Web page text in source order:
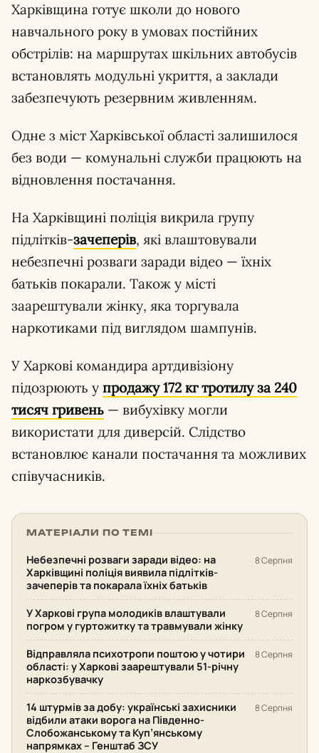
Харківщина готує школи до нового
навчального року в умовах постійних
обстрілів: на маршрутах шкільних автобусів
встановлять модульні укриття, а заклади
забезпечують резервним живленням.
Одне з міст Харківської області залишилося
без води — комунальні служби працюють на
відновлення постачання.
На Харківщині поліція викрила групу
підлітків-зачеперів, які влаштовували
небезпечні розваги заради відео — їхніх
батьків покарали. Також у місті
заарештували жінку, яка торгувала
наркотиками під виглядом шампунів.
У Харкові командира артдивізіону
підозрюють у продажу 172 кг тротилу за 240
тисяч гривень — вибухівку могли
використати для диверсій. Слідство
встановлює канали постачання та можливих
співучасників.
МАТЕРІАЛИ ПО ТЕМІ
Небезпечні розваги заради відео: на
Харківщині поліція виявила підлітків-
зачеперів та покарала їхніх батьків
8 Серпня
У Харкові група молодиків влаштували
погром у гуртожитку та травмували жінку
8 Серпня
Відправляла психотропи поштою у чотири
області: у Харкові заарештували 51-річну
наркозбувачку
8 Серпня
14 штурмів за добу: українські захисники
відбили атаки ворога на Південно-
Слобожанському та Куп’янському
напрямках – Генштаб ЗСУ
8 Серпня